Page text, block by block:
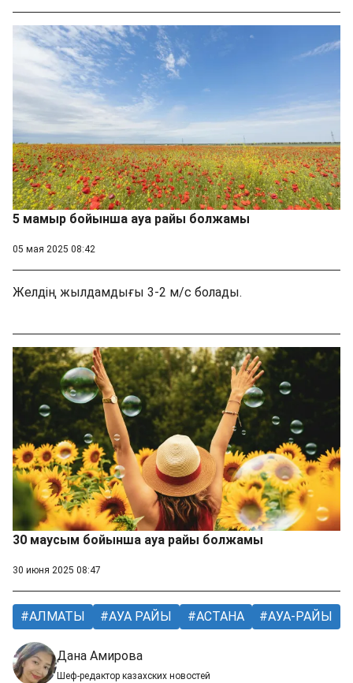
5 мамыр бойынша ауа райы болжамы
05 мая 2025 08:42
Желдің жылдамдығы 3-2 м/с болады.
30 маусым бойынша ауа райы болжамы
30 июня 2025 08:47
АЛМАТЫ АУА РАЙЫ АСТАНА АУА-РАЙЫ
Дана Амирова
Шеф-редактор казахских новостей